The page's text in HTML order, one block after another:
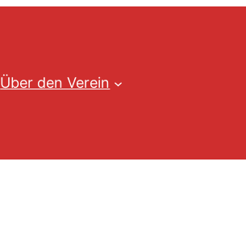
Über den Verein